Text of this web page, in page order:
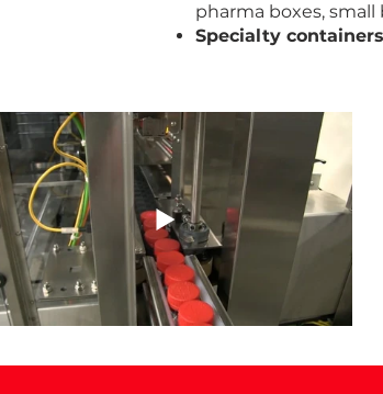
pharma boxes,
Specialty containers